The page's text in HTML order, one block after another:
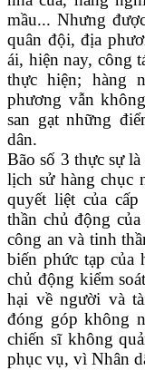
mầu... Nhưng
quân đội, địa
ái, hiện nay, công
thực hiện; hàng
phương vẫn
san gạt những
dân.
Bão số 3 thực sự
lịch sử hàng chục
quyết liệt của
thần chủ động
công an và tinh
biến phức tạp của
chủ động kiểm
hại về người và
đóng góp không
chiến sĩ không
phục vụ, vì Nhân